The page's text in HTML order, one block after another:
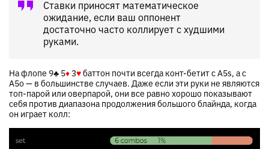
Ставки приносят математическое
ожидание, если ваш оппонент
достаточно часто коллирует с худшими
руками.
На флопе 9♣ 5♦3♥баттон почти всегда конт-бетит с A5s, а с
A5o — в большинстве случаев. Даже если эти руки не являются
топ-парой или оверпарой, они все равно хорошо показывают
себя против диапазона продолжения большого блайнда, когда
он играет колл: